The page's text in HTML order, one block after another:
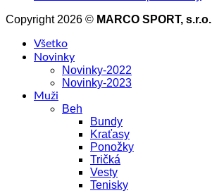
Copyright 2026 © MARCO SPORT, s.r.o.
Všetko
Novinky
Novinky-2022
Novinky-2023
Muži
Beh
Bundy
Kraťasy
Ponožky
Tričká
Vesty
Tenisky